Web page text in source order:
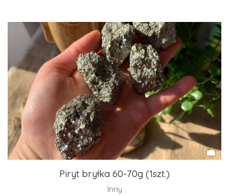
Piryt bryłka 60-70g (1szt.)
Inny